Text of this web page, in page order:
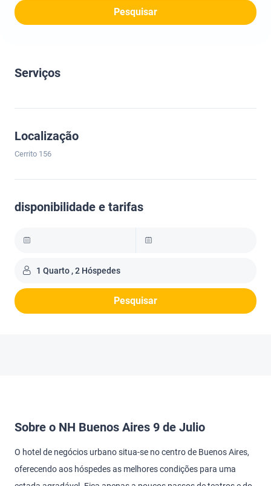
Pesquisar
Serviços
Localização
Cerrito 156
disponibilidade e tarifas
1 Quarto , 2 Hóspedes
Pesquisar
Sobre o NH Buenos Aires 9 de Julio
O hotel de negócios urbano situa-se no centro de Buenos Aires,
oferecendo aos hóspedes as melhores condições para uma